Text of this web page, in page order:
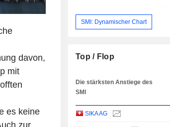
davon,
mit
es keine
zur
SMI: Dynamischer Chart
Top / Flop
Die stärksten Anstiege des
SMI
SIKA AG